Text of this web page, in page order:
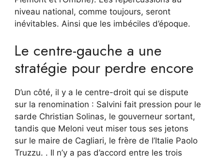
niveau national, comme toujours, seront
inévitables. Ainsi que les imbéciles d’époque.
Le centre-gauche a une
stratégie pour perdre encore
D’un côté, il y a le centre-droit qui se dispute
sur la renomination : Salvini fait pression pour le
sarde Christian Solinas, le gouverneur sortant,
tandis que Meloni veut miser tous ses jetons
sur le maire de Cagliari, le frère de l’Italie Paolo
Truzzu. . Il n’y a pas d’accord entre les trois